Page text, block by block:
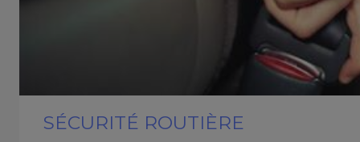
SÉCURITÉ ROUTIÈRE